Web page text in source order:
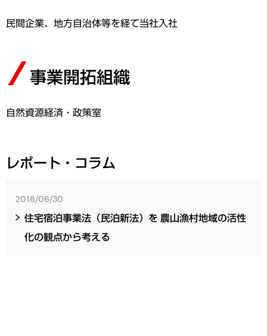
民間企業、地方自治体等を経て当社入社
事業開拓組織
自然資源経済・政策室
レポート・コラム
2018/06/30
住宅宿泊事業法（民泊新法）を 農山漁村地域の活性
化の観点から考える